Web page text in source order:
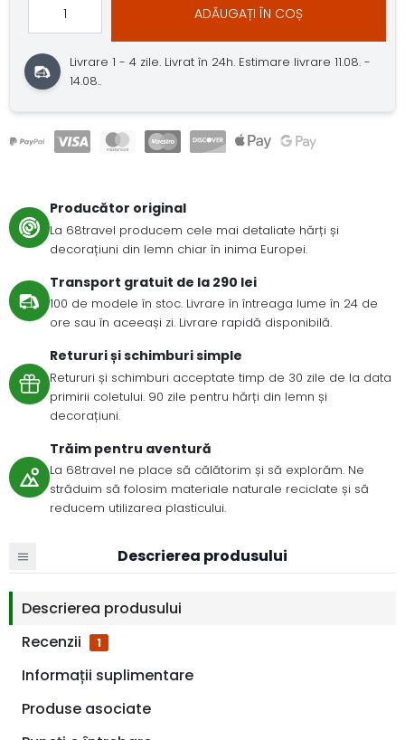
ADĂUGAȚI ÎN COȘ
Livrare 1 - 4 zile. Livrat în 24h. Estimare livrare 11.08. -
14.08..
Producător original
La 68travel producem cele mai detaliate hărți și
decorațiuni din lemn chiar în inima Europei.
Transport gratuit de la 290 lei
100 de modele în stoc. Livrare în întreaga lume în 24 de
ore sau în aceeași zi. Livrare rapidă disponibilă.
Retururi și schimburi simple
Retururi și schimburi acceptate timp de 30 zile de la data
primirii coletului. 90 zile pentru hărți din lemn și
decorațiuni.
Trăim pentru aventură
La 68travel ne place să călătorim și să explorăm. Ne
străduim să folosim materiale naturale reciclate și să
reducem utilizarea plasticului.
Descrierea produsului
Descrierea produsului
Recenzii
1
Informații suplimentare
Produse asociate